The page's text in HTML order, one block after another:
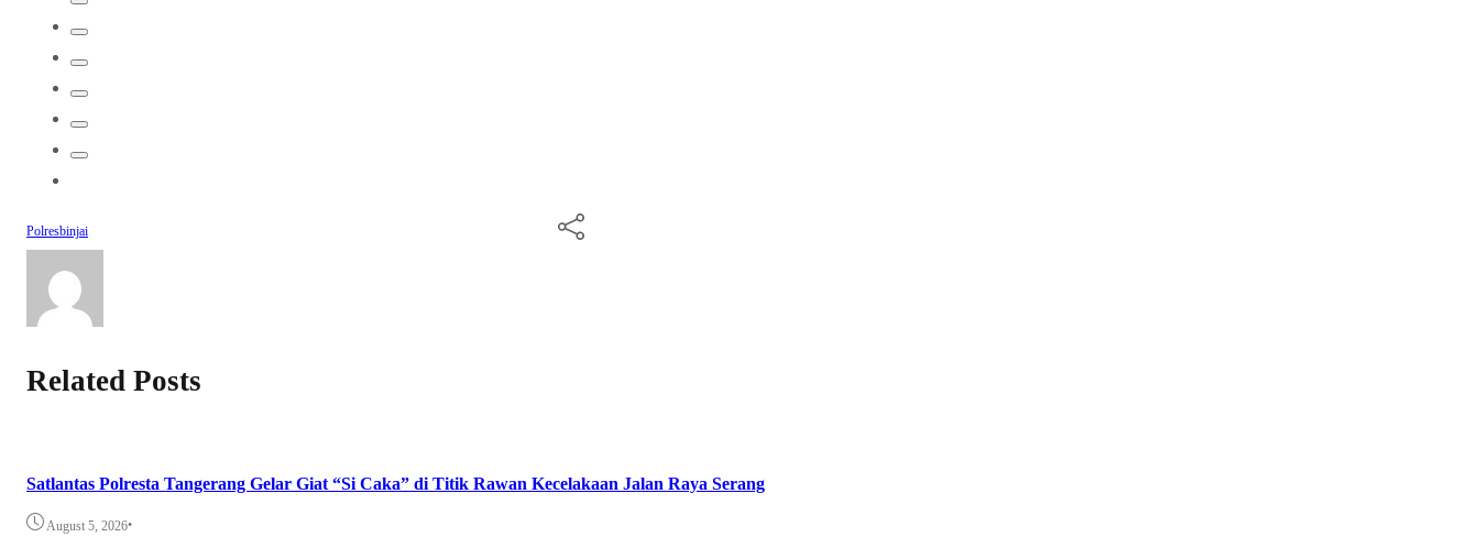
Polresbinjai
Related Posts
Satlantas Polresta Tangerang Gelar Giat “Si Caka” di Titik Rawan Kecelakaan Jalan Raya Serang
August 5, 2026•